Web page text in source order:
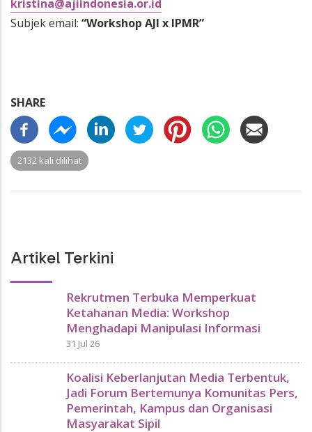
kristina@ajiindonesia.or.id
Subjek email: “Workshop AJI x IPMR”
SHARE
2132 kali dilihat
Artikel Terkini
Rekrutmen Terbuka Memperkuat
Ketahanan Media: Workshop
Menghadapi Manipulasi Informasi
31 Jul 26
Koalisi Keberlanjutan Media Terbentuk,
Jadi Forum Bertemunya Komunitas Pers,
Pemerintah, Kampus dan Organisasi
Masyarakat Sipil